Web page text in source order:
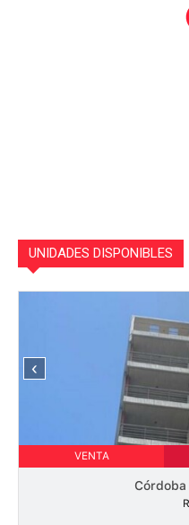
UNIDADES DISPONIBLES
‹
VENTA
Córdoba